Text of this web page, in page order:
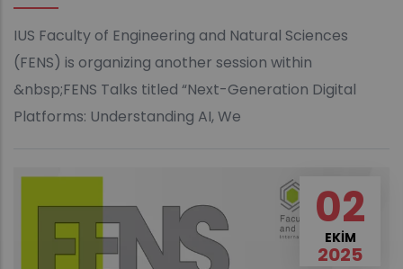
IUS Faculty of Engineering and Natural Sciences
(FENS) is organizing another session within
&nbsp;FENS Talks titled “Next-Generation Digital
Platforms: Understanding AI, We
02
EKIM
2025